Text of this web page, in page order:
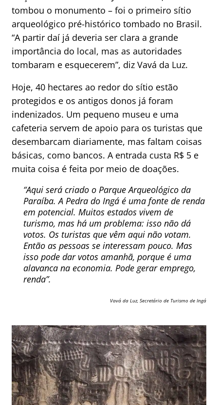
tombou o monumento – foi o primeiro sítio
arqueológico pré-histórico tombado no Brasil.
“A partir daí já deveria ser clara a grande
importância do local, mas as autoridades
tombaram e esquecerem”, diz Vavá da Luz.
Hoje, 40 hectares ao redor do sítio estão
protegidos e os antigos donos já foram
indenizados. Um pequeno museu e uma
cafeteria servem de apoio para os turistas que
desembarcam diariamente, mas faltam coisas
básicas, como bancos. A entrada custa R$ 5 e
muita coisa é feita por meio de doações.
“Aqui será criado o Parque Arqueológico da
Paraíba. A Pedra do Ingá é uma fonte de renda
em potencial. Muitos estados vivem de
turismo, mas há um problema: isso não dá
votos. Os turistas que vêm aqui não votam.
Então as pessoas se interessam pouco. Mas
isso pode dar votos amanhã, porque é uma
alavanca na economia. Pode gerar emprego,
renda”.
Vavá da Luz, Secretário de Turismo de Ingá